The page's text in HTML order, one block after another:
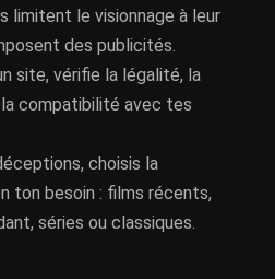
limitent le visionnage à leur
des publicités.
site, vérifie la légalité, la
compatibilité avec tes
choisis la
ton besoin : films récents,
séries ou classiques.